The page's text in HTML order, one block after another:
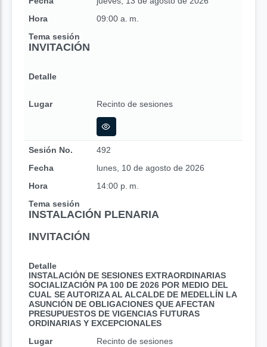
Hora
09:00 a. m.
Tema sesión
INVITACIÓN
Detalle
Lugar Recinto de sesiones
Sesión No.
492
Fecha
lunes, 10 de agosto de 2026
Hora
14:00 p. m.
Tema sesión
INSTALACIÓN PLENARIA
INVITACIÓN
Detalle
INSTALACIÓN DE SESIONES EXTRAORDINARIAS
SOCIALIZACIÓN PA 100 DE 2026 POR MEDIO DEL
CUAL SE AUTORIZA AL ALCALDE DE MEDELLÍN LA
ASUNCIÓN DE OBLIGACIONES QUE AFECTAN
PRESUPUESTOS DE VIGENCIAS FUTURAS
ORDINARIAS Y EXCEPCIONALES
Lugar
Recinto de sesiones